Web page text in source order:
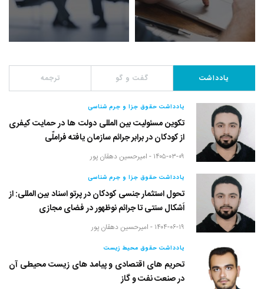
یادداشت گفت و گو ترجمه
یادداشت حقوق جزا و جرم شناسی
تکوین مسئولیت بین المللی دولت ها در حمایت کیفری
از کودکان در برابر جرائم سازمان یافته فراملّی
۱۴۰۵-۰۳-۰۹ - امیرحسین دهقان پور
یادداشت حقوق جزا و جرم شناسی
تحول استثمار جنسی کودکان در پرتو اسناد بین المللی: از
اَشکال سنتی تا جرائم نوظهور در فضای مجازی
۱۴۰۴-۰۶-۱۹ - امیرحسین دهقان پور
یادداشت حقوق محیط زیست
تحریم های اقتصادی و پیامد های زیست محیطی آن
در صنعت نفت و گاز